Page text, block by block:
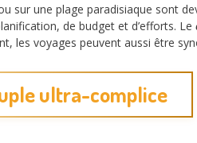
une plage paradisiaque sont
de budget et d’efforts. Le
les voyages peuvent aussi être
ultra-complice